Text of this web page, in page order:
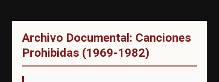
Archivo Documental: Canciones
Prohibidas (1969-1982)